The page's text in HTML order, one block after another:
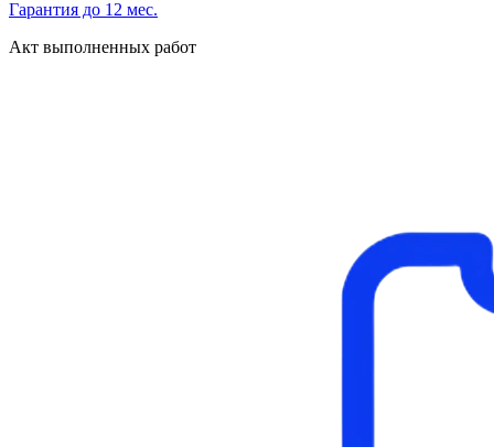
Гарантия до 12 мес.
Акт выполненных работ